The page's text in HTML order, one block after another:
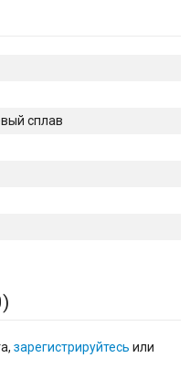
сплав
)
зарегистрируйтесь или